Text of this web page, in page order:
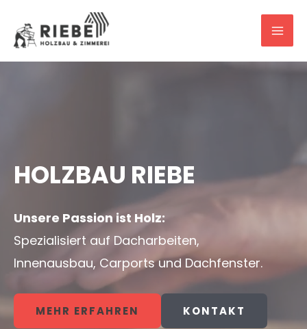
HOLZBAU RIEBE
Unsere Passion ist Holz:
Spezialisiert auf Dacharbeiten,
Innenausbau, Carports und Dachfenster.
MEHR ERFAHREN KONTAKT